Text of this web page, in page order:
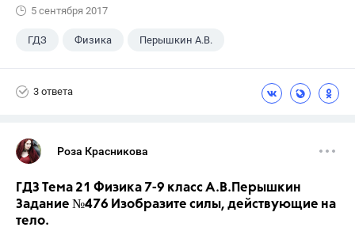
5 сентября 2017
ГДЗ Физика Перышкин А.В.
3 ответа
Роза Красникова
ГДЗ Тема 21 Физика 7-9 класс А.В.Перышкин
Задание №476 Изобразите силы, действующие на
тело.